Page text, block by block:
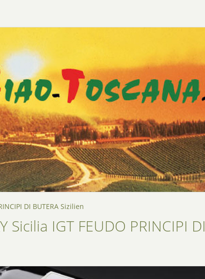
DI BUTERA Sizilien
Sicilia IGT FEUDO PRINCIPI DI